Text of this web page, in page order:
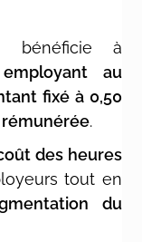
bénéficie à
au
fixé à 0,50
.
des heures
tout en
du